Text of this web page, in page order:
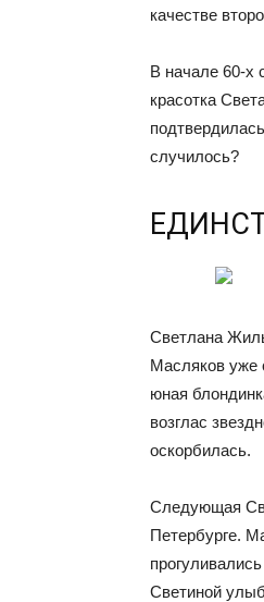
качестве
В начале 60-х
красотка
случилось?
Светлана
Масляков уже
юная
возглас
оскорбилась.
Следующая
Петербурге.
Светиной